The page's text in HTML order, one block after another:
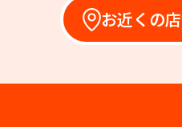
お近くの